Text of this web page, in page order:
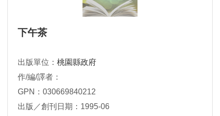
下午茶
出版單位： 桃園縣政府
作/編/譯者：
GPN：030669840212
出版／創刊日期：1995-06